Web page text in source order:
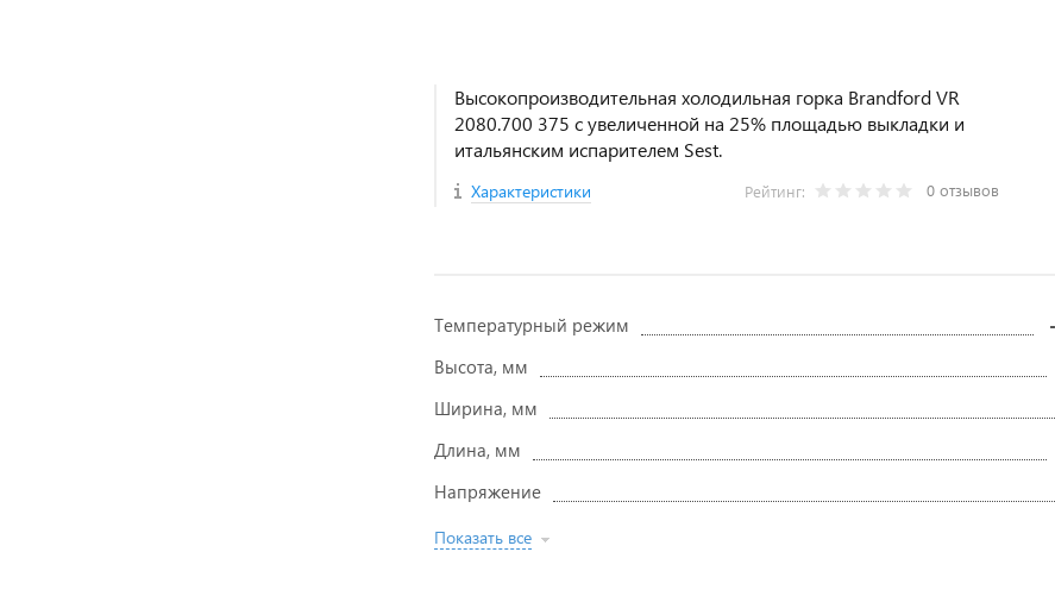
Высокопроизводительная холодильная горка Brandford VR
2080.700 375 с увеличенной на 25% площадью выкладки и
итальянским испарителем Sest.
Характеристики Рейтинг: 0 отзывов
Температурный режим
Высота, мм
Ширина, мм
Длина, мм
Напряжение
Показать все